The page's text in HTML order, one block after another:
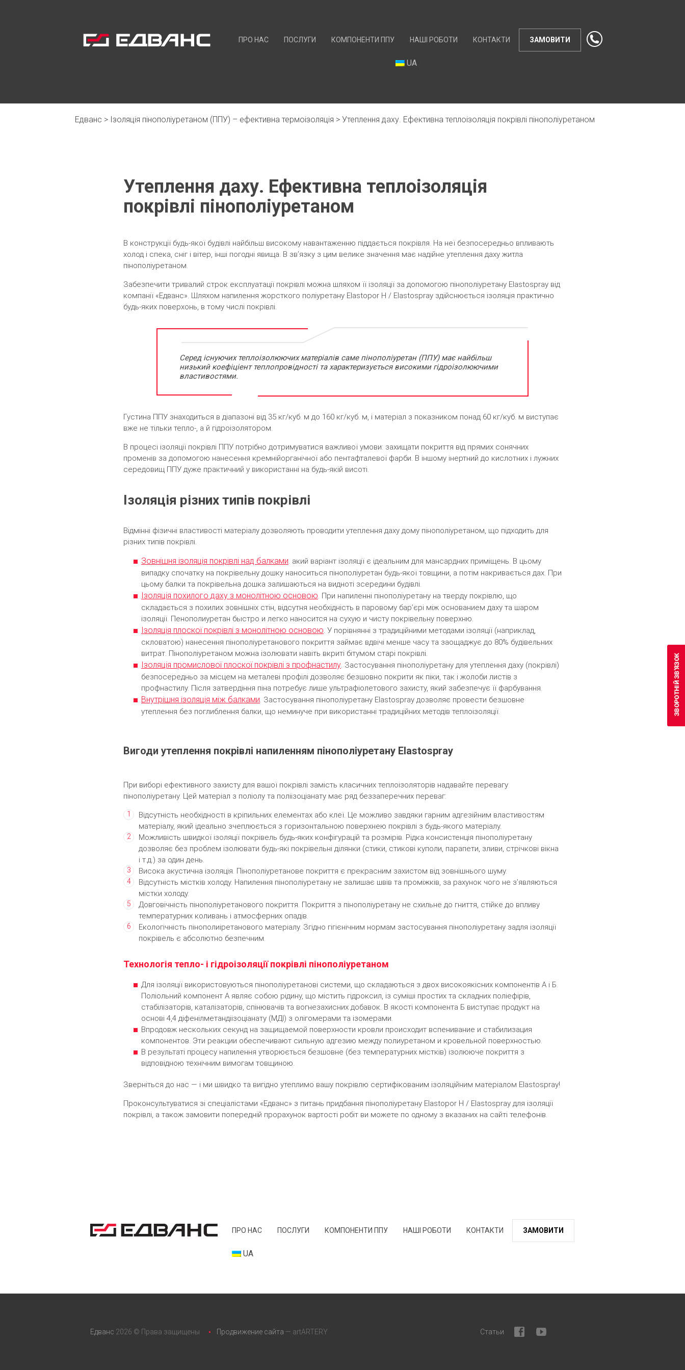
ПРО НАС ПОСЛУГИ КОМПОНЕНТИ ППУ НАШІ РОБОТИ КОНТАКТИ ЗАМОВИТИ
UA
Skip
Едванс > Ізоляція пінополіуретаном (ППУ) – ефективна термоізоляція > Утеплення даху. Ефективна теплоізоляція покрівлі пінополіуретаном
Утеплення даху. Ефективна теплоізоляція
покрівлі пінополіуретаном
В конструкції будь-якої будівлі найбільш високому навантаженню піддається покрівля. На неї безпосередньо впливають
холод і спека, сніг і вітер, інші погодні явища. В зв’язку з цим велике значення має надійне утеплення даху житла
пінополіуретаном.
Забезпечити тривалий строк експлуатації покрівлі можна шляхом її ізоляції за допомогою пінополіуретану Еlastospray від
компанії «Едванс». Шляхом напилення жорсткого поліуретану Elastopor H / Elastospray здійснюється ізоляція практично
будь-яких поверхонь, в тому числі покрівлі.
Серед існуючих теплоізолюючих матеріалів саме пінополіуретан (ППУ) має найбільш
низький коефіціент теплопровідності та характеризується високими гідроізолюючими
властивостями.
Густина ППУ знаходиться в діапазоні від 35 кг/куб. м до 160 кг/куб. м, і матеріал з показником понад 60 кг/куб. м виступає
вже не тільки тепло-, а й гідроізолятором.
В процесі ізоляції покрівлі ППУ потрібно дотримуватися важливої умови: захищати покриття від прямих сонячних
променів за допомогою нанесення кремнійорганічної або пентафталевої фарби. В іншому інертний до кислотних і лужних
середовищ ППУ дуже практичний у використанні на будь-якій висоті.
Ізоляція різних типів покрівлі
Відмінні фізичні властивості матеріалу дозволяють проводити утеплення даху дому пінополіуретаном, що підходить для
різних типів покрівлі.
Зовнішня ізоляція покрівлі над балками. акий варіант ізоляції є ідеальним для мансардних приміщень. В цьому
випадку спочатку на покрівельну дошку наноситься пінополіуретан будь-якої товщини, а потім накривається дах. При
цьому балки та покрівельна дошка залишаються на видноті зсередини будівлі.
Ізоляція похилого даху з монолітною основою. При напиленні пінополіуретану на тверду покрівлю, що
складається з похилих зовнішніх стін, відсутня необхідність в паровому бар’єрі між основанием даху та шаром
ізоляції. Пенополиуретан быстро и легко наносится на сухую и чисту покрівельну поверхню.
Ізоляція плоскої покрівлі з монолітною основою. У порівнянні з традиційними методами ізоляції (наприклад,
скловатою) нанесення пінополіуретанового покриття займає вдвічі менше часу та заощаджує до 80% будівельних
витрат. Пінополіуретаном можна ізолювати навіть вкриті бітумом старі покрівлі.
Ізоляція промислової плоскої покрівлі з профнастилу. Застосування пінополіуретану для утеплення даху (покрівлі)
безпосередньо за місцем на металеві профілі дозволяє безшовно покрити як піки, так і жолоби листів з
профнастилу. Після затвердіння піна потребує лише ультрафіолетового захисту, який забезпечує її фарбування.
Внутрішня ізоляція між балками. Застосування пінополіуретану Elastospray дозволяє провести безшовне
утеплення без поглиблення балки, що неминуче при використанні традиційних методів теплоізоляції.
Вигоди утеплення покрівлі напиленням пінополіуретану Elastospray
При виборі ефективного захисту для вашої покрівлі замість класичних теплоізоляторів надавайте перевагу
пінополіуретану. Цей матеріал з поліолу та поліізоціанату має ряд беззаперечних переваг:
Відсутність необхідності в кріпильних елементах або клеї. Це можливо завдяки гарним адгезійним властивостям
матеріалу, який ідеально зчеплюється з горизонтальною поверхнею покрівлі з будь-якого матеріалу.
Можливість швидкої ізоляції покрівель будь-яких конфігурацій та розмірів. Рідка консистенція пінополіуретану
дозволяє без проблем ізолювати будь-які покрівельні ділянки (стики, стикові куполи, парапети, зливи, стрічкові вікна
і т.д.) за один день.
Висока акустична ізоляція. Пінополіуретанове покриття є прекрасним захистом від зовнішнього шуму.
Відсутність містків холоду. Напилення пінополіуретану не залишає швів та проміжків, за рахунок чого не з’являються
містки холоду.
Довговічність пінополіуретанового покриття. Покриття з пінополіуретану не схильне до гниття, стійке до впливу
температурних коливань і атмосферних опадів.
Екологічність пінополиіретанового матеріалу. Згідно гігієнічним нормам застосування пінополіуретану задля ізоляції
покрівель є абсолютно безпечним.
Технологія тепло- і гідроізоляції покрівлі пінополіуретаном
Для ізоляції використовуються пінополіуретанові системи, що складаються з двох високоякісних компонентів А і Б.
Поліольний компонент А являє собою рідину, що містить гідроксил, із суміші простих та складних поліефірів,
стабілізаторів, каталізаторів, спінювачів та вогнезахисних добавок. В якості компонента Б виступає продукт на
основі 4,4 діфенілметандіізоціанату (МДІ) з олігомерами та ізомерами.
Впродовж нескольких секунд на защищаемой поверхности кровли происходит вспенивание и стабилизация
компонентов. Эти реакции обеспечивают сильную адгезию между полиуретаном и кровельной поверхностью.
В результаті процесу напилення утворюється безшовне (без температурних містків) ізолююче покриття з
відповідною технічним вимогам товщиною.
Зверніться до нас — і ми швидко та вигідно утеплимо вашу покрівлю сертифікованим ізоляційним матеріалом Еlastospray!
Проконсультуватися зі спеціалістами «Едванс» з питань придбання пінополіуретану Elastopor H / Elastospray для ізоляції
покрівлі, а також замовити попередній прорахунок вартості робіт ви можете по одному з вказаних на сайті телефонів.
ПРО НАС ПОСЛУГИ КОМПОНЕНТИ ППУ НАШІ РОБОТИ КОНТАКТИ ЗАМОВИТИ
UA
Едванс 2026 © Права защищены Продвижение сайта — artARTERY Статьи facebook